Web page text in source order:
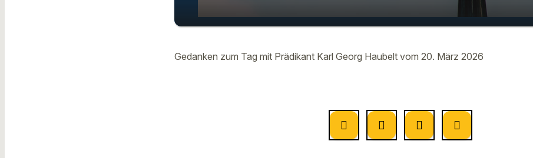
play_arrow Haubelt vom 20. März
Gedanken zum Tag mit Prädikant Karl Georg Haubelt vom 20. März 2026